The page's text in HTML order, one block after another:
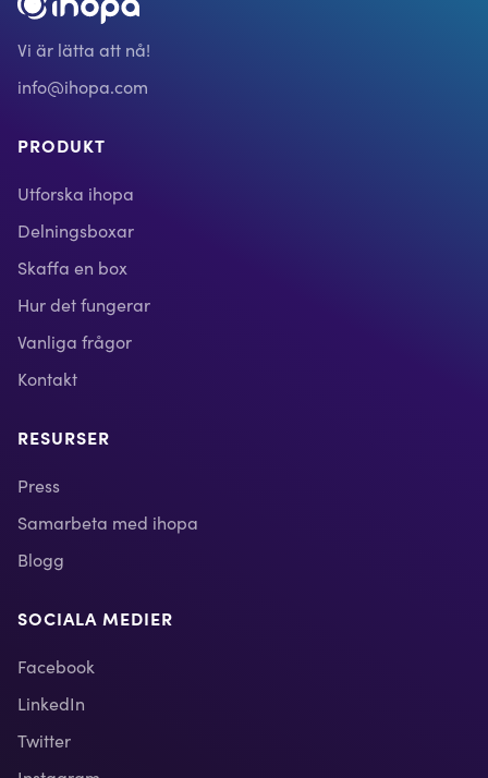
Vi är lätta att nå!
info@ihopa.com
PRODUKT
Utforska ihopa
Delningsboxar
Skaffa en box
Hur det fungerar
Vanliga frågor
Kontakt
RESURSER
Press
Samarbeta med ihopa
Blogg
SOCIALA MEDIER
Facebook
LinkedIn
Twitter